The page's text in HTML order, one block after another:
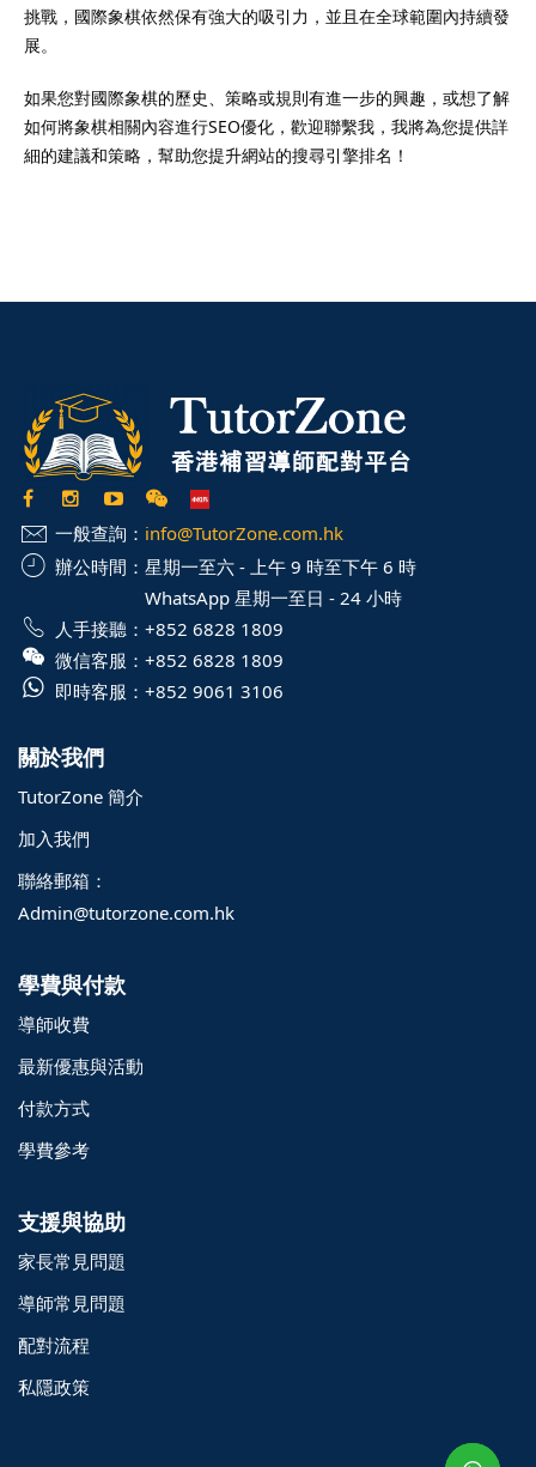
挑戰，國際象棋依然保有強大的吸引力，並且在全球範圍內持續發
展。
如果您對國際象棋的歷史、策略或規則有進一步的興趣，或想了解
如何將象棋相關內容進行SEO優化，歡迎聯繫我，我將為您提供詳
細的建議和策略，幫助您提升網站的搜尋引擎排名！
一般查詢： info@TutorZone.com.hk
辦公時間： 星期一至六 - 上午 9 時至下午 6 時
WhatsApp 星期一至日 - 24 小時
人手接聽： +852 6828 1809
微信客服： +852 6828 1809
即時客服： +852 9061 3106
關於我們
TutorZone 簡介
加入我們
聯絡郵箱：
Admin@tutorzone.com.hk
學費與付款
導師收費
最新優惠與活動
付款方式
學費參考
支援與協助
家長常見問題
導師常見問題
配對流程
私隱政策